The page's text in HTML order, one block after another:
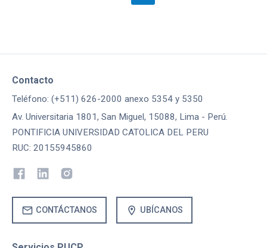
Contacto
Teléfono: (+511) 626-2000 anexo 5354 y 5350
Av. Universitaria 1801, San Miguel, 15088, Lima - Perú.
PONTIFICIA UNIVERSIDAD CATOLICA DEL PERU
RUC: 20155945860
mail CONTÁCTANOS location_on UBÍCANOS